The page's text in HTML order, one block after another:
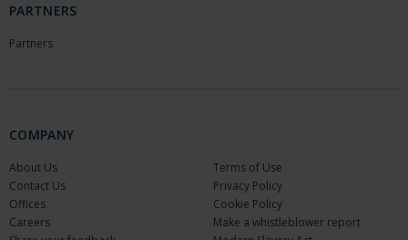
PARTNERS
Partners
COMPANY
About Us
Contact Us
Offices
Careers
Terms of Use
Privacy Policy
Cookie Policy
Make a whistleblower report